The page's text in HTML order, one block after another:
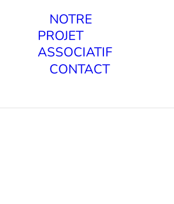
NOTRE
PROJET
ASSOCIATIF
CONTACT